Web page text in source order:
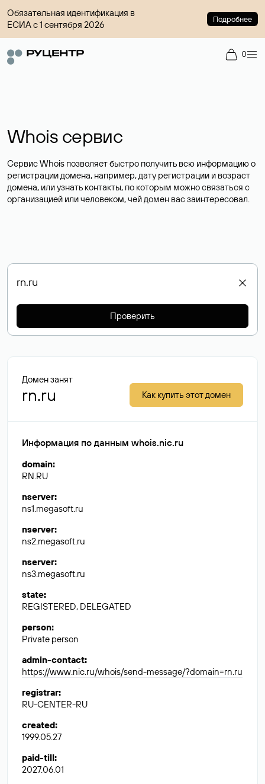
Обязательная идентификация в
ЕСИА с 1 сентября 2026
Подробнее
0
Whois сервис
Сервис Whois позволяет быстро получить всю информацию о
регистрации домена, например, дату регистрации и возраст
домена, или узнать контакты, по которым можно связаться с
организацией или человеком, чей домен вас заинтересовал.
Проверить
Домен занят
rn.ru Как купить этот домен
Информация по данным whois.nic.ru
domain:
RN.RU
nserver:
ns1.megasoft.ru
nserver:
ns2.megasoft.ru
nserver:
ns3.megasoft.ru
state:
REGISTERED, DELEGATED
person:
Private person
admin-contact:
https://www.nic.ru/whois/send-message/?domain=rn.ru
registrar:
RU-CENTER-RU
created:
1999.05.27
paid-till:
2027.06.01